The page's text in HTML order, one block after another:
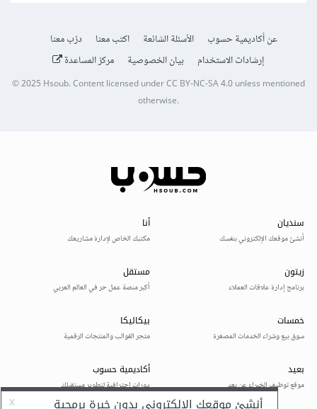
عن أكاديمية حسوب الأسئلة الشائعة اكتب معنا
درّب معنا
إرشادات الاستخدام
بيان الخصوصية مركز المساعدة
© 2025Hsoub.Content licensed underCC BY-NC-SA 4.0unless mentioned
otherwise.